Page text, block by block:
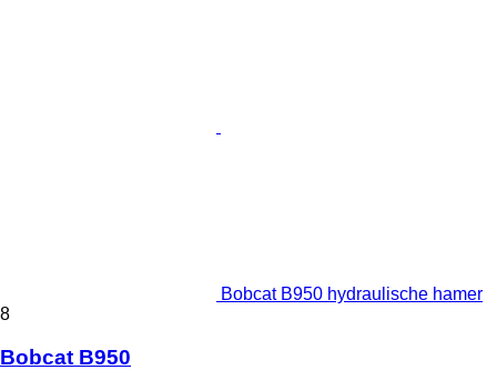
Bobcat B950 hydraulische hamer
8
Bobcat B950